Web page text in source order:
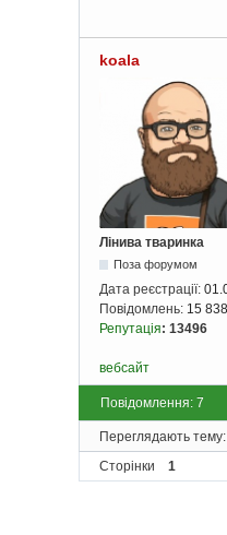
koala
Лінива тваринка
Поза форумом
Дата реєстрації:
Повідомлень: 15 838
Репутація: 13496
вебсайт
Повідомлення: 7
Переглядають тему:
Сторінки
1